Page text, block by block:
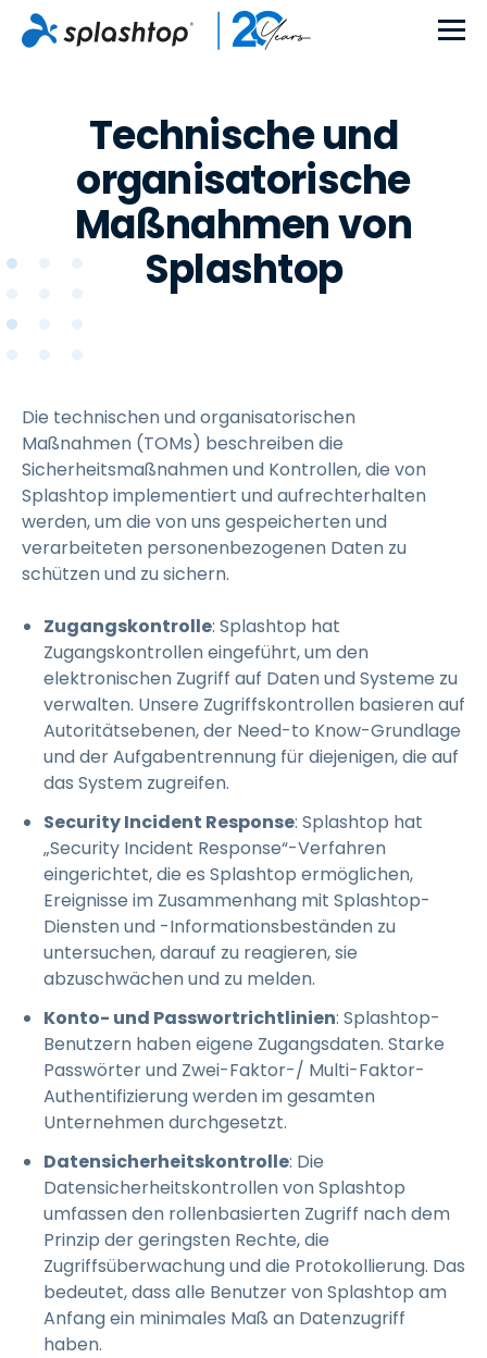
Technische und
organisatorische
Maßnahmen von
Splashtop
Die technischen und organisatorischen
Maßnahmen (TOMs) beschreiben die
Sicherheitsmaßnahmen und Kontrollen, die von
Splashtop implementiert und aufrechterhalten
werden, um die von uns gespeicherten und
verarbeiteten personenbezogenen Daten zu
schützen und zu sichern.
Zugangskontrolle: Splashtop hat
Zugangskontrollen eingeführt, um den
elektronischen Zugriff auf Daten und Systeme zu
verwalten. Unsere Zugriffskontrollen basieren auf
Autoritätsebenen, der Need-to Know-Grundlage
und der Aufgabentrennung für diejenigen, die auf
das System zugreifen.
Security Incident Response: Splashtop hat
„Security Incident Response“-Verfahren
eingerichtet, die es Splashtop ermöglichen,
Ereignisse im Zusammenhang mit Splashtop-
Diensten und -Informationsbeständen zu
untersuchen, darauf zu reagieren, sie
abzuschwächen und zu melden.
Konto- und Passwortrichtlinien: Splashtop-
Benutzern haben eigene Zugangsdaten. Starke
Passwörter und Zwei-Faktor-/ Multi-Faktor-
Authentifizierung werden im gesamten
Unternehmen durchgesetzt.
Datensicherheitskontrolle: Die
Datensicherheitskontrollen von Splashtop
umfassen den rollenbasierten Zugriff nach dem
Prinzip der geringsten Rechte, die
Zugriffsüberwachung und die Protokollierung. Das
bedeutet, dass alle Benutzer von Splashtop am
Anfang ein minimales Maß an Datenzugriff
haben.